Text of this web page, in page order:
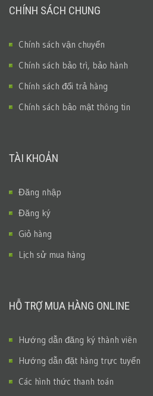
CHÍNH SÁCH CHUNG
Chính sách vận chuyển
Chính sách bảo trì, bảo hành
Chính sách đổi trả hàng
Chính sách bảo mật thông tin
TÀI KHOẢN
Đăng nhập
Đăng ký
Giỏ hàng
Lịch sử mua hàng
HỖ TRỢ MUA HÀNG ONLINE
Hướng dẫn đăng ký thành viên
Hướng dẫn đặt hàng trực tuyến
Các hình thức thanh toán